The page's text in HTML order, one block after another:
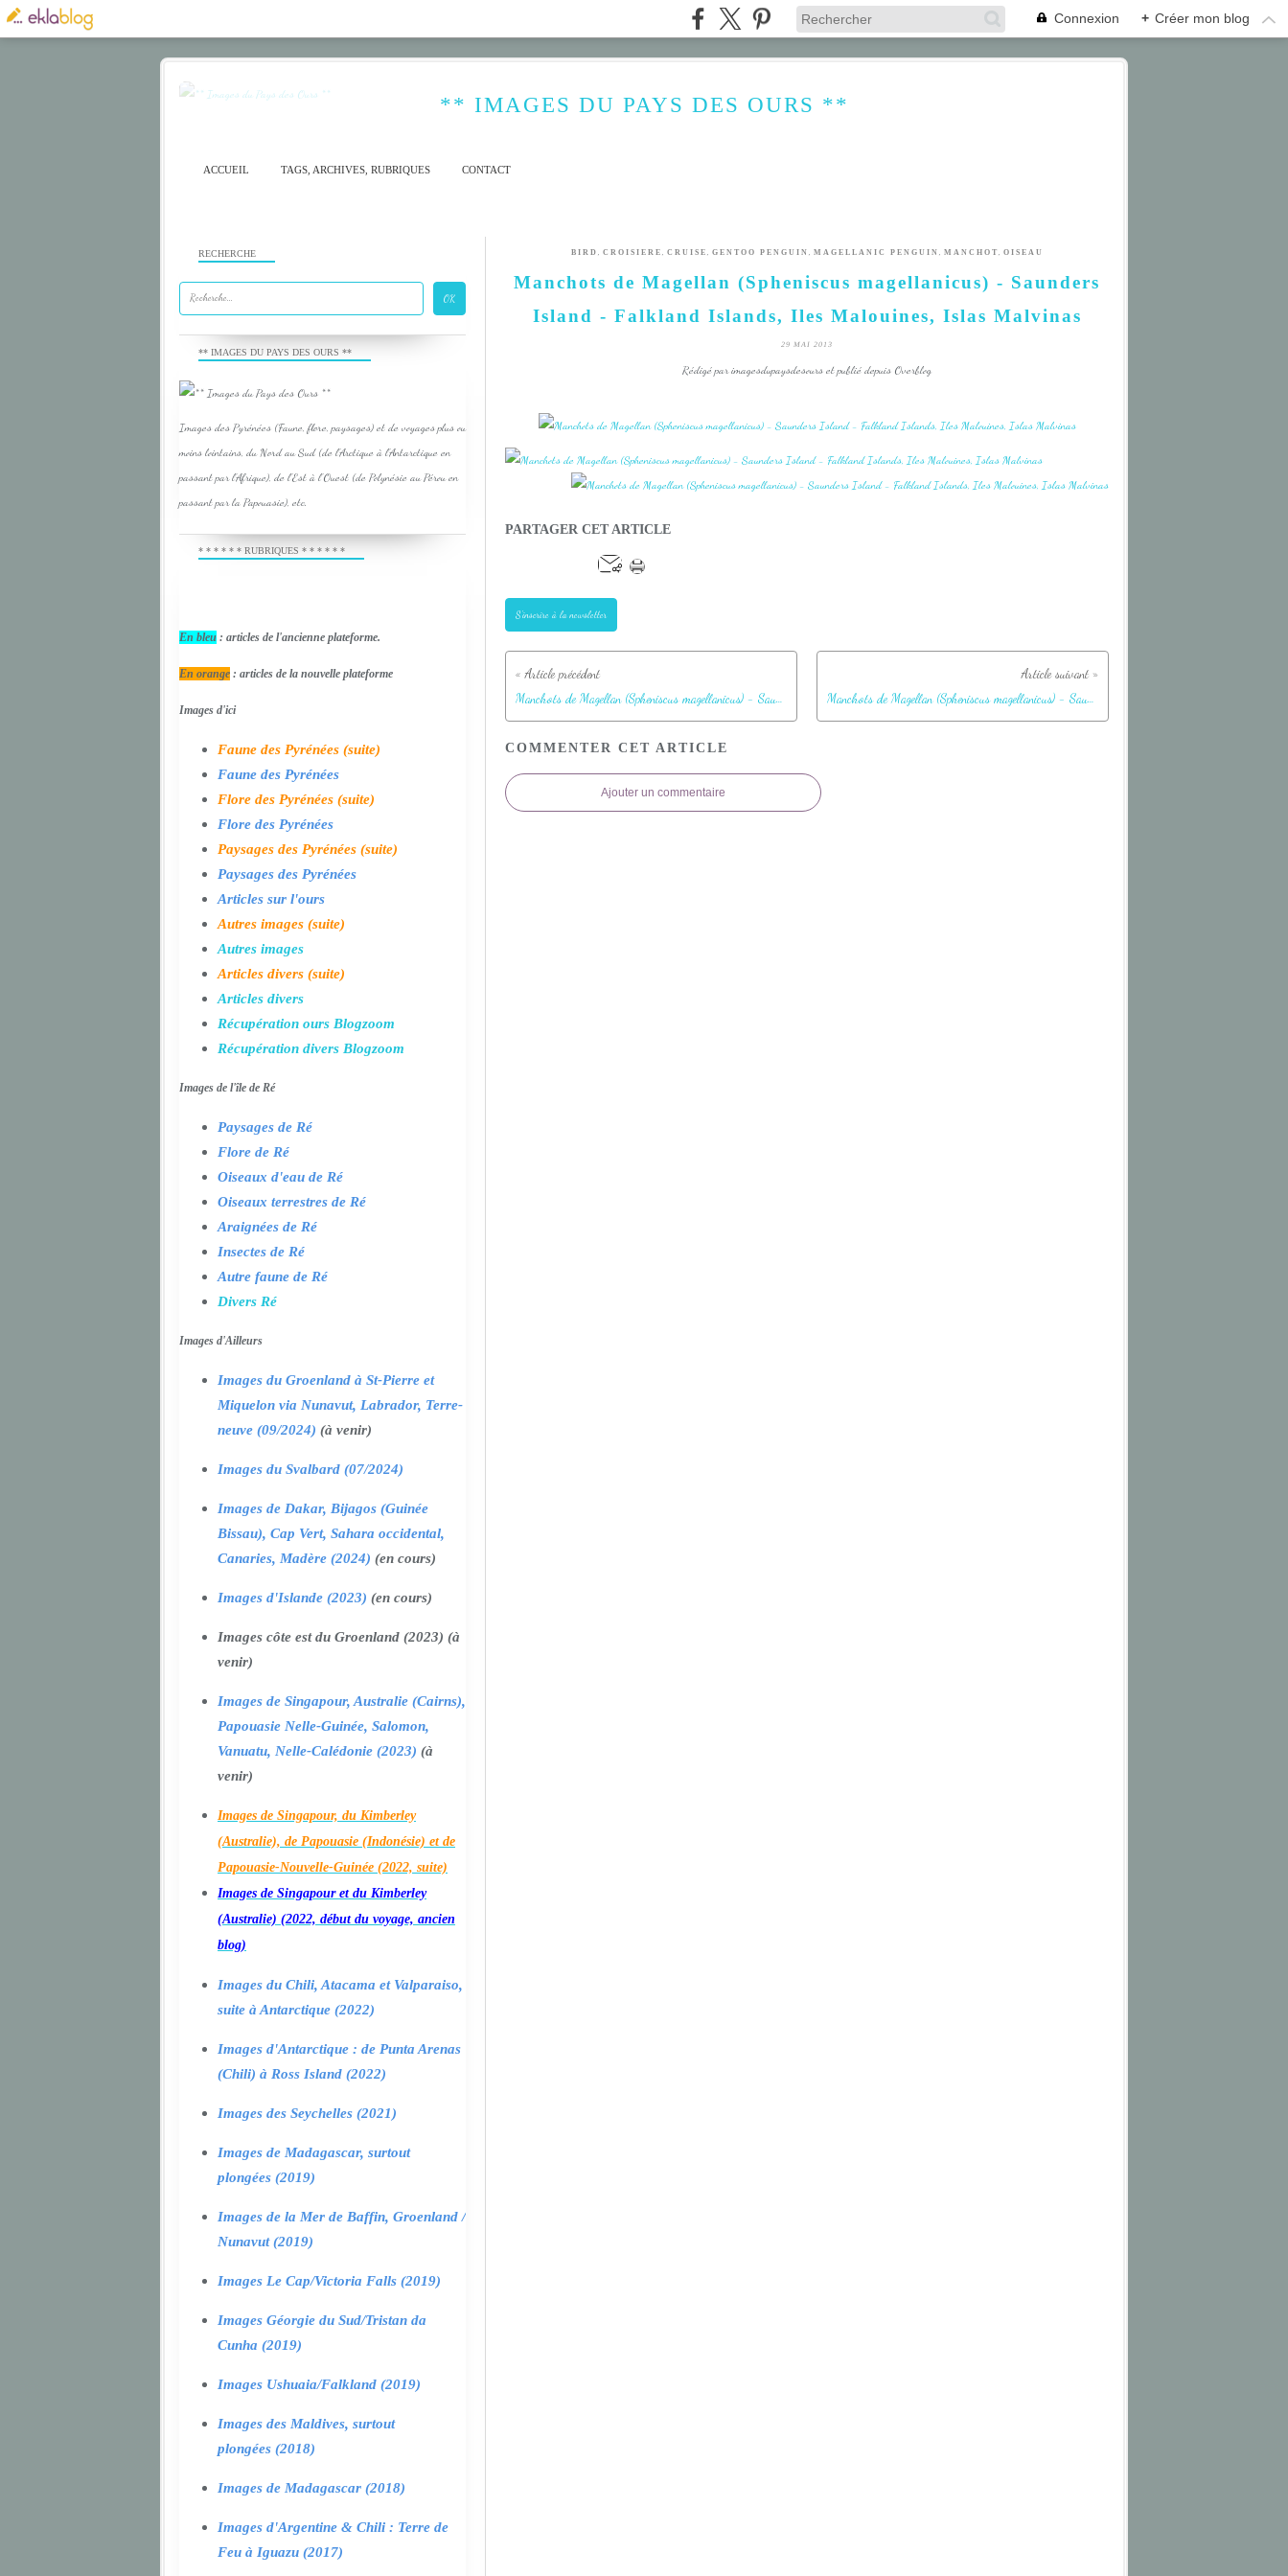
Connexion + Créer mon blog
** IMAGES DU PAYS DES OURS **
ACCUEIL TAGS, ARCHIVES, RUBRIQUES CONTACT
BIRD , CROISIERE , CRUISE , GENTOO PENGUIN , MAGELLANIC PENGUIN , MANCHOT, OISEAU
Manchots de Magellan (Spheniscus magellanicus) - Saunders
Island - Falkland Islands, Iles Malouines, Islas Malvinas
29 MAI 2013
Rédigé par imagesdupaysdesours et publié depuis Overblog
PARTAGER CET ARTICLE
S'inscrire à la newsletter
Manchots de Magellan (Spheniscus magellanicus) - Saunders Island - Falkland Islands, Iles Malouines, Islas Malvinas Manchots de Magellan (Spheniscus magellanicus) - Saunders Island - Falkland Islands, Iles Malouines, Islas Malvinas
COMMENTER CET ARTICLE
Ajouter un commentaire
RECHERCHE
** IMAGES DU PAYS DES OURS **
Images des Pyrénées (Faune, flore, paysages) et de voyages plus ou
moins lointains, du Nord au Sud (de l'Arctique à l'Antarctique en
passant par l'Afrique), de l'Est à l'Ouest (de Polynésie au Pérou en
passant par la Papouasie), etc.
* * * * * * RUBRIQUES * * * * * *
En bleu : articles de l'ancienne plateforme.
En orange : articles de la nouvelle plateforme
Images d'ici
Faune des Pyrénées (suite)
Faune des Pyrénées
Flore des Pyrénées (suite)
Flore des Pyrénées
Paysages des Pyrénées (suite)
Paysages des Pyrénées
Articles sur l'ours
Autres images (suite)
Autres images
Articles divers (suite)
Articles divers
Récupération ours Blogzoom
Récupération divers Blogzoom
Images de l'île de Ré
Paysages de Ré
Flore de Ré
Oiseaux d'eau de Ré
Oiseaux terrestres de Ré
Araignées de Ré
Insectes de Ré
Autre faune de Ré
Divers Ré
Images d'Ailleurs
Images du Groenland à St-Pierre et
Miquelon via Nunavut, Labrador, Terre-
neuve (09/2024) (à venir)
Images du Svalbard (07/2024)
Images de Dakar, Bijagos (Guinée
Bissau), Cap Vert, Sahara occidental,
Canaries, Madère (2024) (en cours)
Images d'Islande (2023) (en cours)
Images côte est du Groenland (2023) (à
venir)
Images de Singapour, Australie (Cairns),
Papouasie Nelle-Guinée, Salomon,
Vanuatu, Nelle-Calédonie (2023) (à
venir)
Images de Singapour, du Kimberley
(Australie), de Papouasie (Indonésie) et de
Papouasie-Nouvelle-Guinée (2022, suite)
Images de Singapour et du Kimberley
(Australie) (2022, début du voyage, ancien
blog)
Images du Chili, Atacama et Valparaiso,
suite à Antarctique (2022)
Images d'Antarctique : de Punta Arenas
(Chili) à Ross Island (2022)
Images des Seychelles (2021)
Images de Madagascar, surtout
plongées (2019)
Images de la Mer de Baffin, Groenland /
Nunavut (2019)
Images Le Cap/Victoria Falls (2019)
Images Géorgie du Sud/Tristan da
Cunha (2019)
Images Ushuaia/Falkland (2019)
Images des Maldives, surtout
plongées (2018)
Images de Madagascar (2018)
Images d'Argentine & Chili : Terre de
Feu à Iguazu (2017)